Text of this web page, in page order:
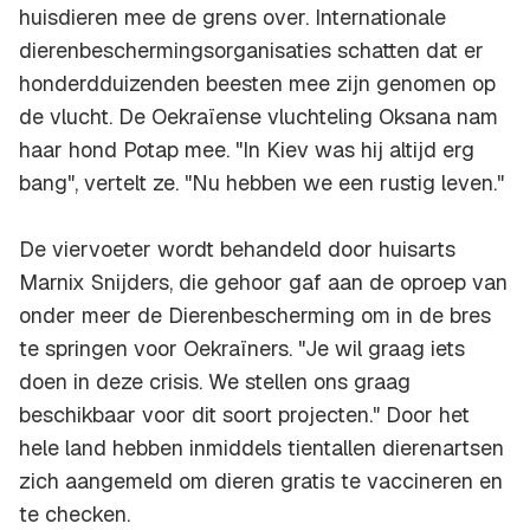
huisdieren mee de grens over. Internationale
dierenbeschermingsorganisaties schatten dat er
honderdduizenden beesten mee zijn genomen op
de vlucht. De Oekraïense vluchteling Oksana nam
haar hond Potap mee. "In Kiev was hij altijd erg
bang", vertelt ze. "Nu hebben we een rustig leven."
De viervoeter wordt behandeld door huisarts
Marnix Snijders, die gehoor gaf aan de oproep van
onder meer de Dierenbescherming om in de bres
te springen voor Oekraïners. "Je wil graag iets
doen in deze crisis. We stellen ons graag
beschikbaar voor dit soort projecten." Door het
hele land hebben inmiddels tientallen dierenartsen
zich aangemeld om dieren gratis te vaccineren en
te checken.